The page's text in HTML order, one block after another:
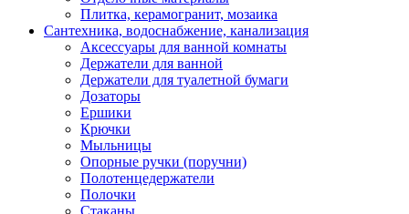
Плитка, керамогранит, мозаика
Сантехника, водоснабжение, канализация
Аксессуары для ванной комнаты
Держатели для ванной
Держатели для туалетной бумаги
Дозаторы
Ершики
Крючки
Мыльницы
Опорные ручки (поручни)
Полотенцедержатели
Полочки
Стаканы